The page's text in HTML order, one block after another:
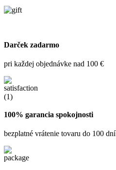
Darček zadarmo
pri každej objednávke nad 100 €
100% garancia spokojnosti
bezplatné vrátenie tovaru do 100 dní